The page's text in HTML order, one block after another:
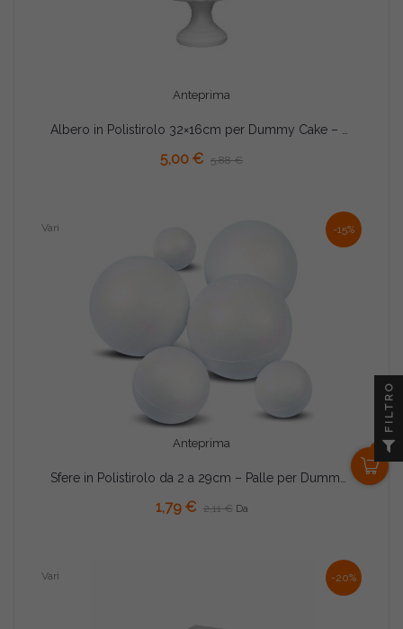
Anteprima
5,00 € 5,88 €
-15%
Anteprima
Vari
1,79 € 2,11 € Da
-20%
Vari
FILTRO